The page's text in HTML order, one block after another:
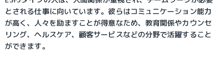
とされる仕事に向いています。彼らはコミュニケーション能力
が高く、人々を励ますことが得意なため、教育関係やカウンセ
リング、ヘルスケア、顧客サービスなどの分野で活躍すること
ができます。